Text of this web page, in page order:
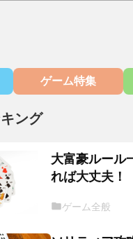
ゲーム特集
ング
大富豪ルール
れば大丈夫！
ゲーム全般